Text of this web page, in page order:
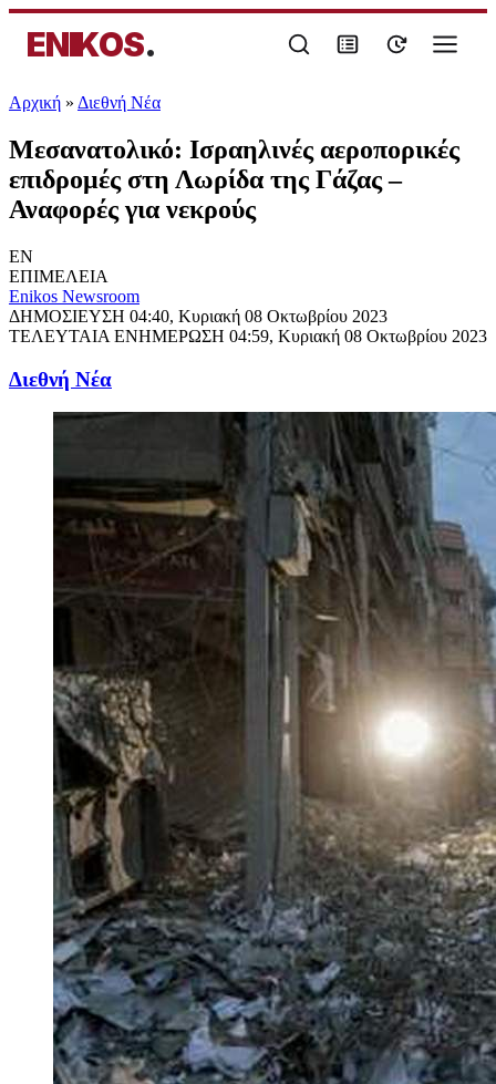
ENIKOS.
Αρχική » Διεθνή Νέα
Μεσανατολικό: Ισραηλινές αεροπορικές
επιδρομές στη Λωρίδα της Γάζας –
Αναφορές για νεκρούς
EN
ΕΠΙΜΕΛΕΙΑ
Enikos Newsroom
ΔΗΜΟΣΙΕΥΣΗ 04:40, Κυριακή 08 Οκτωβρίου 2023
ΤΕΛΕΥΤΑΙΑ ΕΝΗΜΕΡΩΣΗ 04:59, Κυριακή 08 Οκτωβρίου 2023
Διεθνή Νέα